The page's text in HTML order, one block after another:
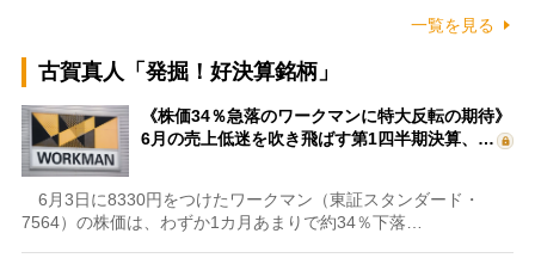
一覧を見る
古賀真人「発掘！好決算銘柄」
《株価34％急落のワークマンに特大反転の期待》
6月の売上低迷を吹き飛ばす第1四半期決算、…
6月3日に8330円をつけたワークマン（東証スタンダード・
7564）の株価は、わずか1カ月あまりで約34％下落…